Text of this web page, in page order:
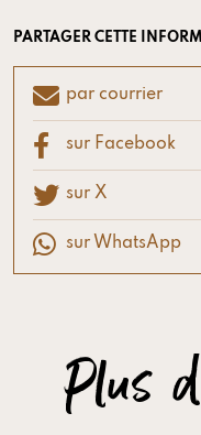
PARTAGER CETTE
par courrier
sur Facebook
sur X
sur WhatsApp
Plus